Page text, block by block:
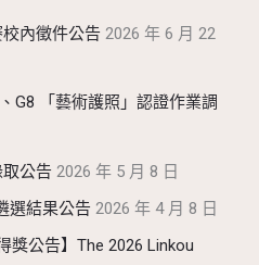
內徵件公告 2026 年 6 月 22
G8 「藝術護照」認證作業調
公告 2026 年 5 月 8 日
選結果公告 2026 年 4 月 8 日
獎公告】The 2026 Linkou